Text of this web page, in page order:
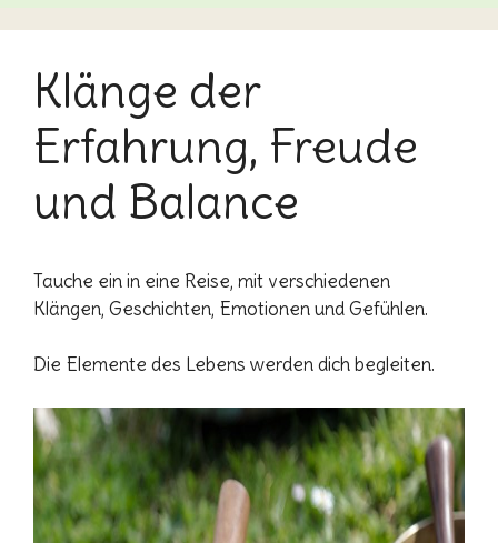
Klänge der
Erfahrung, Freude
und Balance
Tauche ein in eine Reise, mit verschiedenen
Klängen, Geschichten, Emotionen und Gefühlen.
Die Elemente des Lebens werden dich begleiten.